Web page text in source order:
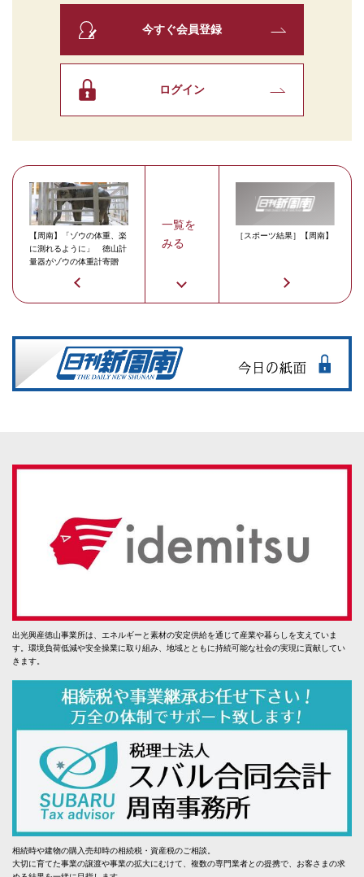
今すぐ会員登録
ログイン
【周南】「ゾウの体重、楽
に測れるように」 徳山計
量器がゾウの体重計寄贈
一覧を
みる
［スポーツ結果］【周南】
出光興産徳山事業所は、エネルギーと素材の安定供給を通じて産業や暮らしを支えていま
す。環境負荷低減や安全操業に取り組み、地域とともに持続可能な社会の実現に貢献してい
きます。
相続時や建物の購入売却時の相続税・資産税のご相談。
大切に育てた事業の譲渡や事業の拡大にむけて、複数の専門業者との提携で、お客さまの求